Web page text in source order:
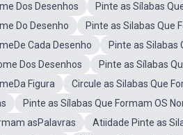
Dos Desenhos
Pinte as Sílabas
Do Desenho
Pinte as Silabas Que
Cada Desenho
Pinte as Silabas
Dos Desenhos
Pinte as Sílabas
Figura
Circule as Silabas Que
Pinte as Sílabas Que Formam OS
asPalavras
Atiidade Pinte as